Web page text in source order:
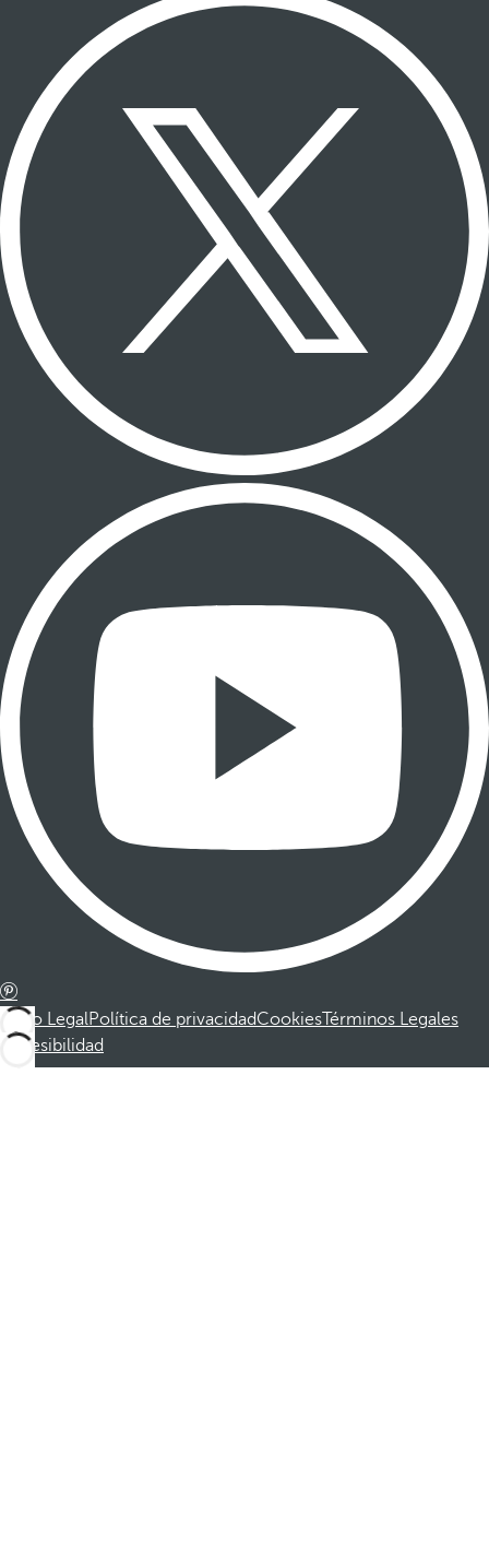
Aviso LegalPolítica de privacidadCookiesTérminos Legales
Accesibilidad